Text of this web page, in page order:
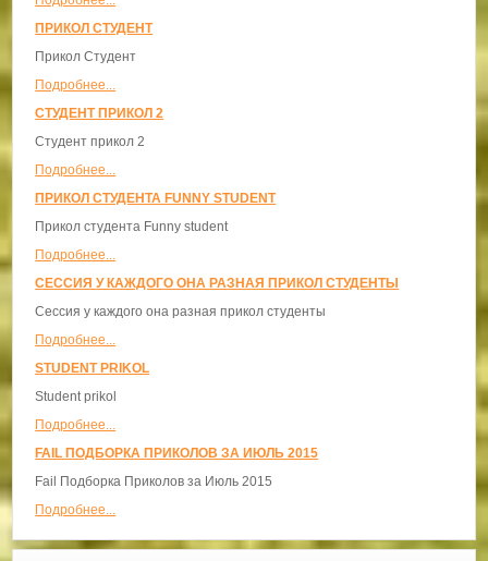
ПРИКОЛ СТУДЕНТ
Прикол Студент
Подробнее...
СТУДЕНТ ПРИКОЛ 2
Студент прикол 2
Подробнее...
ПРИКОЛ СТУДЕНТА FUNNY STUDENT
Прикол студента Funny student
Подробнее...
СЕССИЯ У КАЖДОГО ОНА РАЗНАЯ ПРИКОЛ СТУДЕНТЫ
Сессия у каждого она разная прикол студенты
Подробнее...
STUDENT PRIKOL
Student prikol
Подробнее...
FAIL ПОДБОРКА ПРИКОЛОВ ЗА ИЮЛЬ 2015
Fail Подборка Приколов за Июль 2015
Подробнее...